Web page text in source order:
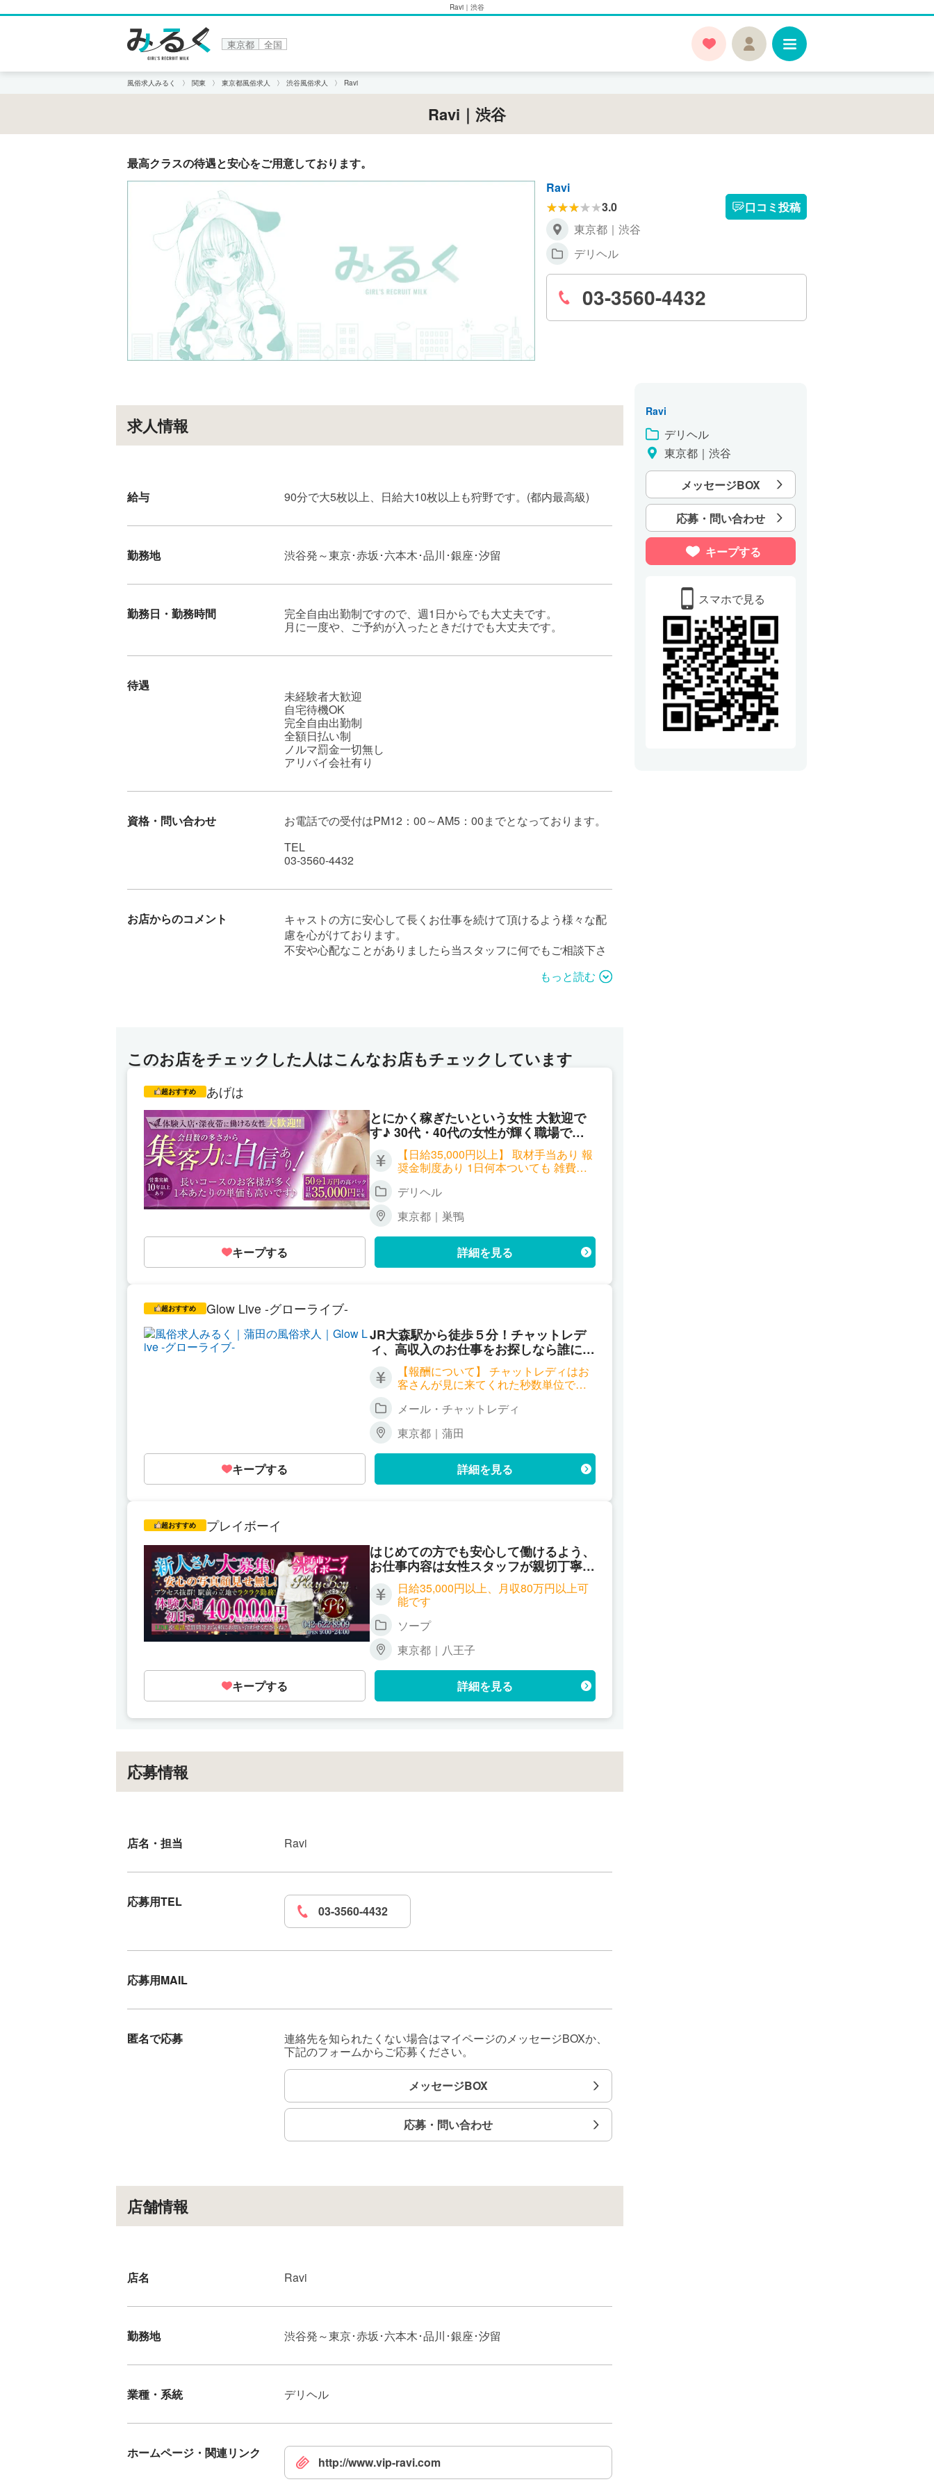
Ravi｜渋谷
東京都 全国
風俗求人みるく 関東 東京都風俗求人 渋谷風俗求人 Ravi
Ravi｜渋谷
最高クラスの待遇と安心をご用意しております。
Ravi
3.0
口コミ投稿
東京都｜渋谷
デリヘル
03-3560-4432
求人情報
給与 90分で大5枚以上、日給大10枚以上も狩野です。(都内最高級)
勤務地 渋谷発～東京･赤坂･六本木･品川･銀座･汐留
勤務日・勤務時間
完全自由出勤制ですので、週1日からでも大丈夫です。
月に一度や、ご予約が入ったときだけでも大丈夫です。
待遇
未経験者大歓迎
自宅待機OK
完全自由出勤制
全額日払い制
ノルマ罰金一切無し
アリバイ会社有り
資格・問い合わせ
お電話での受付はPM12：00～AM5：00までとなっております。
TEL
03-3560-4432
お店からのコメント
キャストの方に安心して長くお仕事を続けて頂けるよう様々な配
慮を心がけております。
不安や心配なことがありましたら当スタッフに何でもご相談下さ
未経験の方でも安心して働けるのも当店の特徴のひとつです。
もっと読む
このお店をチェックした人はこんなお店もチェックしています
超おすすめ
あげは
とにかく稼ぎたいという女性 大歓迎で
す♪ 30代・40代の女性が輝く職場で
様の数に 驚かれること必至です♪
【日給35,000円以上】 取材手当あり 報
奨金制度あり 1日何本ついても 雑費上
デリヘル
東京都｜巣鴨
キープする 詳細を見る
超おすすめ
Glow Live -グローライブ-
JR大森駅から徒歩５分！チャットレデ
ィ、高収入のお仕事をお探しなら誰にも
バレずにはじめられる！ ルーム通勤/自
宅どちらも対応致します。高収入バイト
で充実のプライベート♪
【報酬について】 チャットレディはお
客さんが見に来てくれた秒数単位でお
トごとに報酬も違ってくるのですが、
ト 時給 2,700円～7,200円 ▼ツーショ
ットチャット 時給 2,700円～4,500円
▼パーティーチャット 時給 1,800円～
（＊一人のお客様と話する場合） 同時
に会話するお客様が増えれば増える
わせください。
メール・チャットレディ
東京都｜蒲田
キープする 詳細を見る
超おすすめ
プレイボーイ
はじめての方でも安心して働けるよう、
お仕事内容は女性スタッフが親切丁寧に
指導してくれます♪
日給35,000円以上、月収80万円以上可
能です
ソープ
東京都｜八王子
キープする 詳細を見る
応募情報
店名・担当 Ravi
応募用TEL
03-3560-4432
応募用MAIL
匿名で応募
連絡先を知られたくない場合はマイページのメッセージBOXか、
下記のフォームからご応募ください。
メッセージBOX
応募・問い合わせ
店舗情報
店名 Ravi
勤務地 渋谷発～東京･赤坂･六本木･品川･銀座･汐留
業種・系統 デリヘル
ホームページ・関連リンク
http://www.vip-ravi.com
Ravi
デリヘル
東京都｜渋谷
メッセージBOX
応募・問い合わせ
キープする
スマホで見る